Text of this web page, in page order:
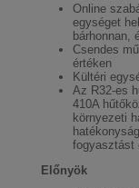
Online
egységet
bárhonnan,
Csendes
értéken
Kültéri
Az R32-es
410A
környezeti
fogyasztást
Előnyök